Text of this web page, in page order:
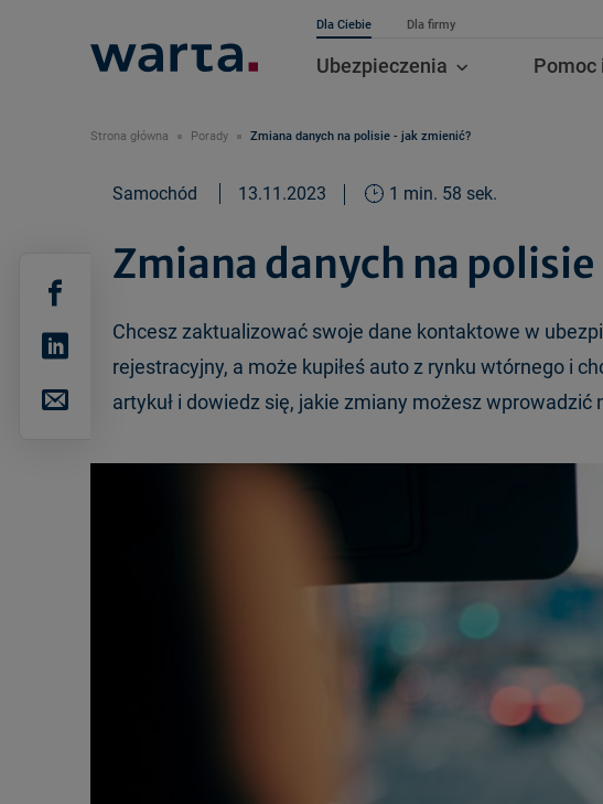
Dla Ciebie Dla firmy
Ubezpieczenia Pomoc
Strona główna Porady Zmiana danych na polisie - jak zmienić?
Samochód 13.11.2023 1 min. 58 sek.
Zmiana danych na
Chcesz zaktualizować swoje dane kontaktowe w
rejestracyjny, a może kupiłeś auto z rynku wtórnego i
artykuł i dowiedz się, jakie zmiany możesz